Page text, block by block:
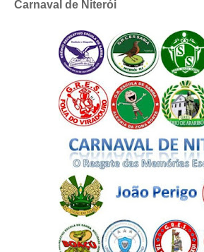
Carnaval de Niterói